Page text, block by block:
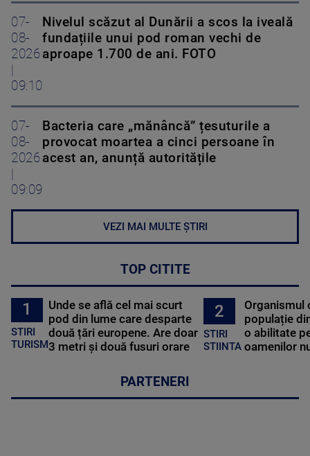
07-
08-
2026
09:10
Nivelul scăzut al Dunării a scos la iveală
fundațiile unui pod roman vechi de
aproape 1.700 de ani. FOTO
07-
08-
2026
09:09
Bacteria care „mănâncă” țesuturile a
provocat moartea a cinci persoane în
acest an, anunță autoritățile
VEZI MAI MULTE ȘTIRI
TOP CITITE
1
STIRI
TURISM
Unde se află cel mai scurt
pod din lume care desparte
două țări europene. Are doar
3 metri și două fusuri orare
2
STIRI
STIINTA
Organismul
populație
o abilitate
oamenilor
PARTENERI